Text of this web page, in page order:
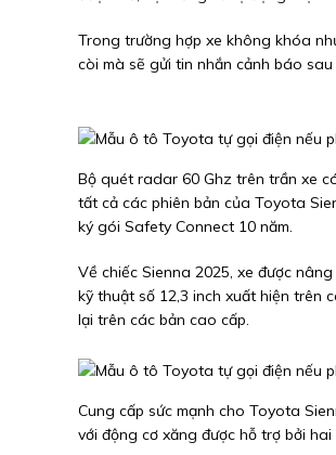
Trong trường hợp xe không khóa
còi mà sẽ gửi tin nhắn cảnh báo
Bộ quét radar 60 Ghz trên trần xe
tất cả các phiên bản của Toyota
ký gói Safety Connect 10 năm.
Về chiếc Sienna 2025, xe được
kỹ thuật số 12,3 inch xuất hiện trên
lại trên các bản cao cấp.
Cung cấp sức mạnh cho Toyota
với động cơ xăng được hỗ trợ bởi